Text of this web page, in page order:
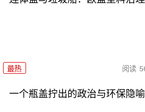
最热 阅读
一个瓶盖拧出的政治与环保隐喻